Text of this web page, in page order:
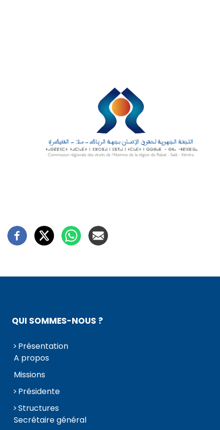
QUI SOMMES-NOUS ?
Présentation
A propos
Missions
Présidente
Structures
Secrétaire général